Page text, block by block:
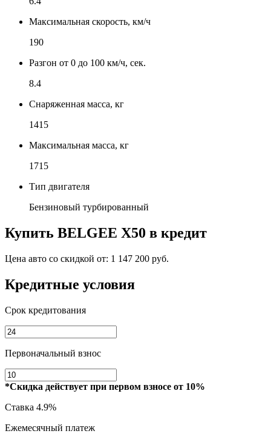
Максимальная скорость, км/ч
190
Разгон от 0 до 100 км/ч, сек.
8.4
Снаряженная масса, кг
1415
Максимальная масса, кг
1715
Тип двигателя
Бензиновый турбированный
Купить BELGEE X50 в кредит
Цена авто со скидкой от: 1 147 200 руб.
Кредитные условия
Срок кредитования
Первоначальный взнос
*Скидка действует при первом взносе от 10%
Ставка 4.9%
Ежемесячный платеж